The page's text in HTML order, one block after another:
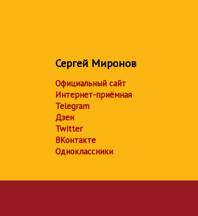
Сергей Миронов
Официальный сайт
Интернет-приёмная
Telegram
Дзен
Twitter
ВКонтакте
Одноклассники